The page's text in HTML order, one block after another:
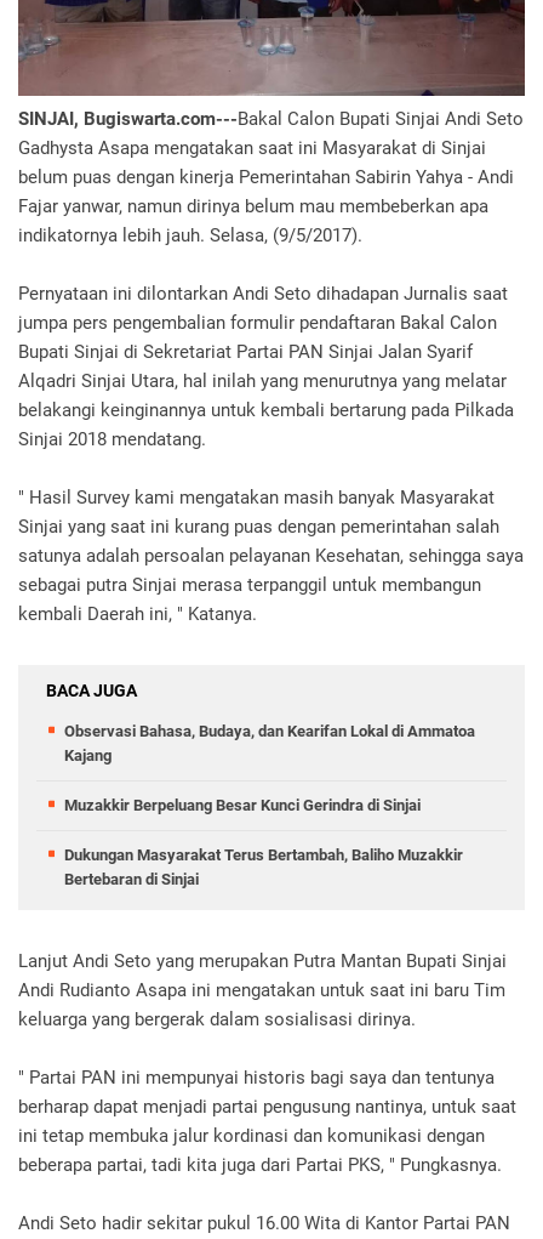
SINJAI, Bugiswarta.com---Bakal Calon Bupati Sinjai Andi Seto
Gadhysta Asapa mengatakan saat ini Masyarakat di Sinjai
belum puas dengan kinerja Pemerintahan Sabirin Yahya - Andi
Fajar yanwar, namun dirinya belum mau membeberkan apa
indikatornya lebih jauh. Selasa, (9/5/2017).
Pernyataan ini dilontarkan Andi Seto dihadapan Jurnalis saat
jumpa pers pengembalian formulir pendaftaran Bakal Calon
Bupati Sinjai di Sekretariat Partai PAN Sinjai Jalan Syarif
Alqadri Sinjai Utara, hal inilah yang menurutnya yang melatar
belakangi keinginannya untuk kembali bertarung pada Pilkada
Sinjai 2018 mendatang.
" Hasil Survey kami mengatakan masih banyak Masyarakat
Sinjai yang saat ini kurang puas dengan pemerintahan salah
satunya adalah persoalan pelayanan Kesehatan, sehingga saya
sebagai putra Sinjai merasa terpanggil untuk membangun
kembali Daerah ini, " Katanya.
BACA JUGA
Observasi Bahasa, Budaya, dan Kearifan Lokal di Ammatoa
Kajang
Muzakkir Berpeluang Besar Kunci Gerindra di Sinjai
Dukungan Masyarakat Terus Bertambah, Baliho Muzakkir
Bertebaran di Sinjai
Lanjut Andi Seto yang merupakan Putra Mantan Bupati Sinjai
Andi Rudianto Asapa ini mengatakan untuk saat ini baru Tim
keluarga yang bergerak dalam sosialisasi dirinya.
" Partai PAN ini mempunyai historis bagi saya dan tentunya
berharap dapat menjadi partai pengusung nantinya, untuk saat
ini tetap membuka jalur kordinasi dan komunikasi dengan
beberapa partai, tadi kita juga dari Partai PKS, " Pungkasnya.
Andi Seto hadir sekitar pukul 16.00 Wita di Kantor Partai PAN